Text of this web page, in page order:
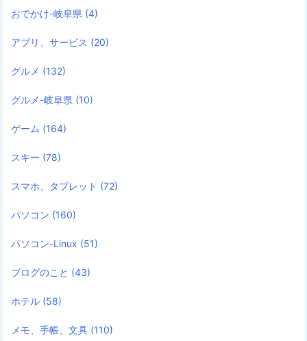
おでかけ-岐阜県 (4)
アプリ、サービス (20)
グルメ (132)
グルメ-岐阜県 (10)
ゲーム (164)
スキー (78)
スマホ、タブレット (72)
パソコン (160)
パソコン-Linux (51)
ブログのこと (43)
ホテル (58)
メモ、手帳、文具 (110)